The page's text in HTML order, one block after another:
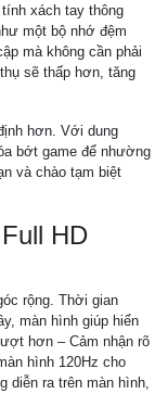
xách tay thông
một bộ nhớ đệm
mà không cần phải
sẽ thấp hơn, tăng
hơn. Với dung
bớt game để nhường
và chào tạm biệt
HD
rộng. Thời gian
màn hình giúp hiển
hơn – Cảm nhận rõ
hình 120Hz cho
diễn ra trên màn hình,